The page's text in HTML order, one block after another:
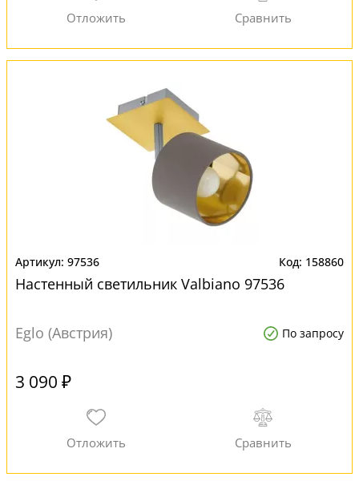
97536 158860
Настенный светильник Valbiano 97536
Eglo (Австрия) По запросу
3 090 ₽